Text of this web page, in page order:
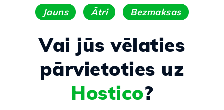
Jauns Ātri Bezmaksas
Vai jūs vēlaties
pārvietoties uz
Hostico?